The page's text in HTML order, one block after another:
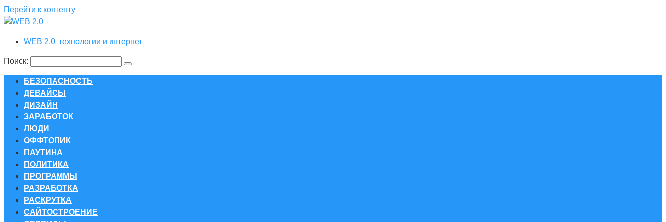
Перейти к контенту
WEB 2.0: технологии и интернет
Поиск:
БЕЗОПАСНОСТЬ
ДЕВАЙСЫ
ДИЗАЙН
ЗАРАБОТОК
ЛЮДИ
ОФФТОПИК
ПАУТИНА
ПОЛИТИКА
ПРОГРАММЫ
РАЗРАБОТКА
РАСКРУТКА
САЙТОСТРОЕНИЕ